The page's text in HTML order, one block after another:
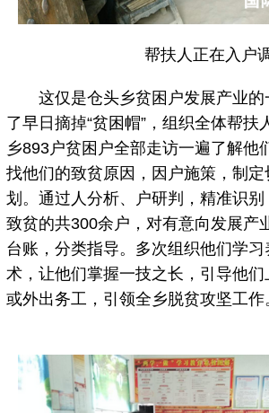
帮扶人正在入户
这仅是仓头乡贫困户发展产业的
了早日摘掉“贫困帽”，组织全体帮扶
乡893户贫困户全部走访一遍了解他
找他们的致贫原因，因户施策，制
划。通过人分析、户研判，精准识
致贫的共300余户，对有意向发展产
台账，分类指导。多次组织他们学
术，让他们掌握一技之长，引导他们
或外出务工，引领全乡脱贫攻坚工作